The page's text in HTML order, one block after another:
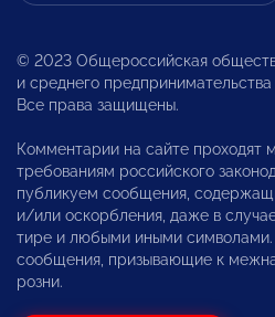
© 2023 Общероссийская
и среднего
Все права защищены.
Комментарии на сайте проходят
требованиям российского
публикуем сообщения,
и/или оскорбления, даже в
тире и любыми иными
сообщения, призывающие к
розни.